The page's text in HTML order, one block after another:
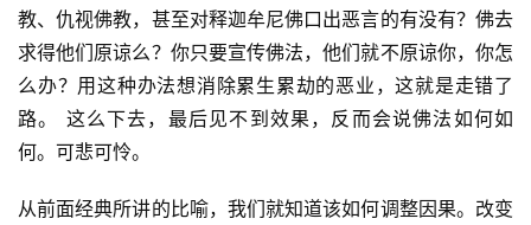
教、仇视佛教，甚至对释迦牟尼佛口出恶言的有没有？佛去
求得他们原谅么？你只要宣传佛法，他们就不原谅你，你怎
么办？用这种办法想消除累生累劫的恶业，这就是走错了
路。 这么下去，最后见不到效果，反而会说佛法如何如
何。可悲可怜。
从前面经典所讲的比喻，我们就知道该如何调整因果。改变